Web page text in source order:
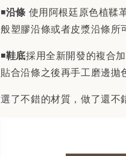
◾️沿條 使用阿根廷原色植鞣
般塑膠沿條或者皮漿沿條所
◾️鞋底採用全新開發的複合
貼合沿條之後再手工磨邊拋
選了不錯的材質，做了還不